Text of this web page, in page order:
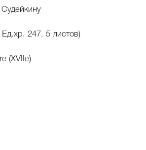
247. 5 листов)
(XVIIe)